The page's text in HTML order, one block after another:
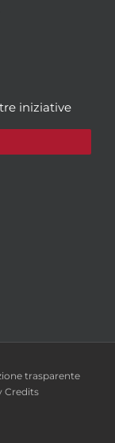
iniziative
trasparente
Credits